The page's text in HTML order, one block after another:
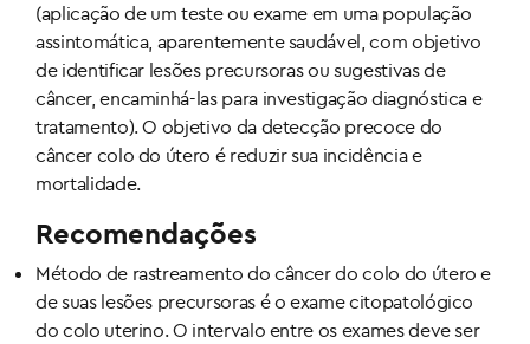
(aplicação de um teste ou exame em uma população
assintomática, aparentemente saudável, com objetivo
de identificar lesões precursoras ou sugestivas de
câncer, encaminhá-las para investigação diagnóstica e
tratamento). O objetivo da detecção precoce do
câncer colo do útero é reduzir sua incidência e
mortalidade.
Recomendações
Método de rastreamento do câncer do colo do útero e
de suas lesões precursoras é o exame citopatológico
do colo uterino. O intervalo entre os exames deve ser